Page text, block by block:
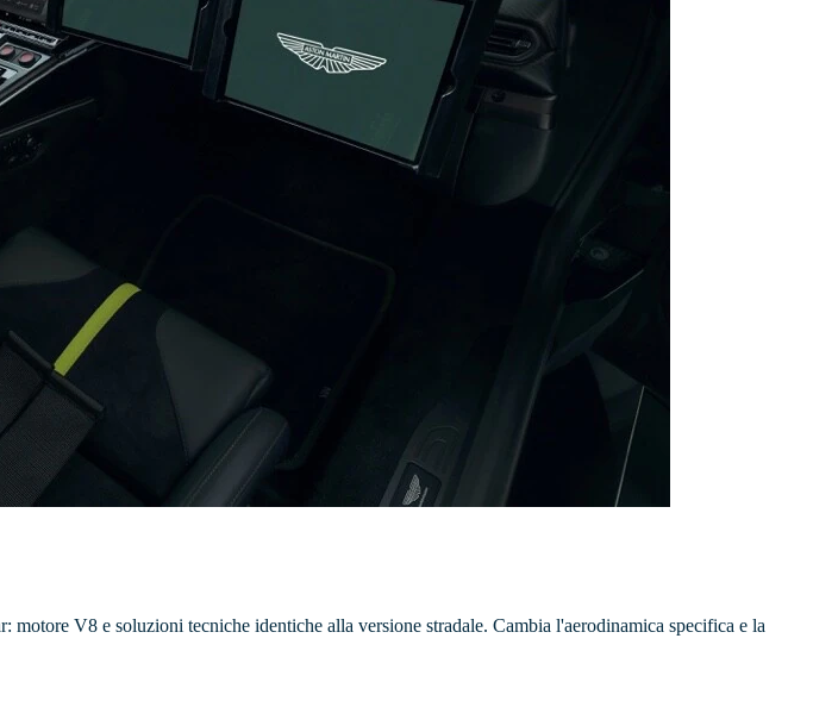
V8 e soluzioni tecniche identiche alla versione stradale. Cambia l'aerodinamica specifica e la